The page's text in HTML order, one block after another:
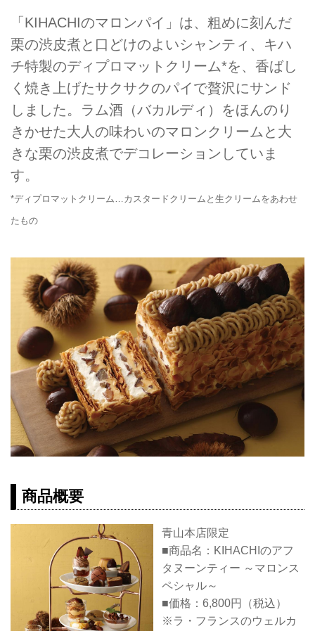
「KIHACHIのマロンパイ」は、粗めに刻んだ
栗の渋皮煮と口どけのよいシャンティ、キハ
チ特製のディプロマットクリーム*を、香ばし
く焼き上げたサクサクのパイで贅沢にサンド
しました。ラム酒（バカルディ）をほんのり
きかせた大人の味わいのマロンクリームと大
きな栗の渋皮煮でデコレーションしていま
す。
*ディプロマットクリーム…カスタードクリームと生クリームをあわせ
たもの
商品概要
青山本店限定
■商品名：KIHACHIのアフ
タヌーンティー ～マロンス
ペシャル～
■価格：6,800円（税込）
※ラ・フランスのウェルカ